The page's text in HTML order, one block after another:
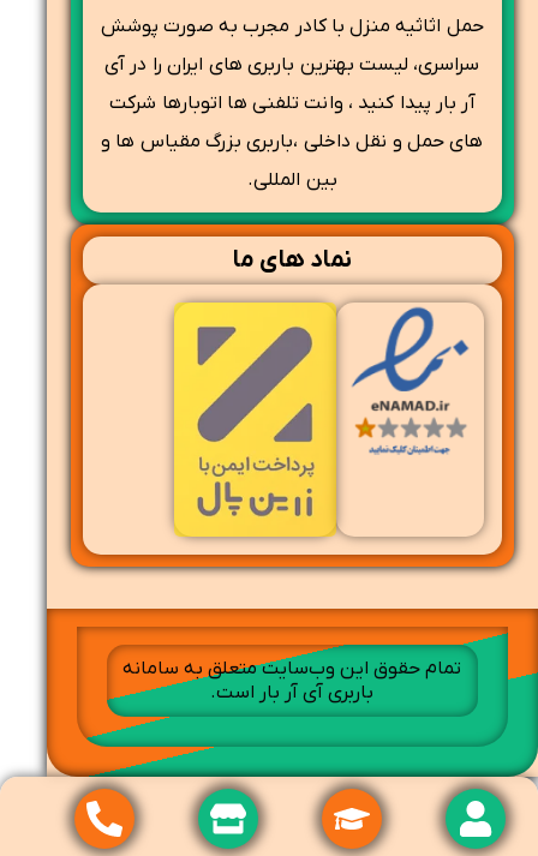
حمل اثاثیه منزل با کادر مجرب به صورت پوشش
سراسری، لیست بهترین باربری های ایران را در آی
آر بار پیدا کنید ، وانت تلفنی ها اتوبارها شرکت
های حمل و نقل داخلی ،باربری بزرگ مقیاس ها و
بین المللی.
نماد های ما
تمام حقوق این وب‌سایت متعلق به سامانه
باربری آی آر بار است.